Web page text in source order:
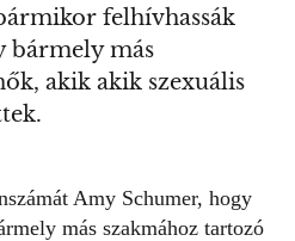
felhívhassák
bármely más
akik akik szexuális
Amy Schumer, hogy
más szakmához tartozó